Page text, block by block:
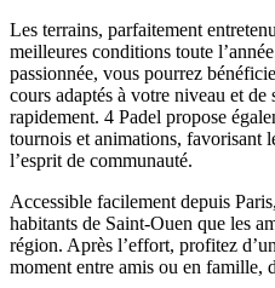
Les terrains, parfaitement
meilleures conditions toute
passionnée, vous pourrez
cours adaptés à votre niveau et de
rapidement. 4 Padel propose
tournois et animations, favorisant
l’esprit de communauté.
Accessible facilement depuis
habitants de Saint-Ouen que les
région. Après l’effort, profitez
moment entre amis ou en famille,